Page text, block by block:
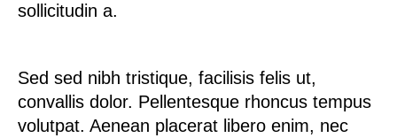
sollicitudin a.
Sed sed nibh tristique, facilisis felis ut,
convallis dolor. Pellentesque rhoncus tempus
volutpat. Aenean placerat libero enim, nec